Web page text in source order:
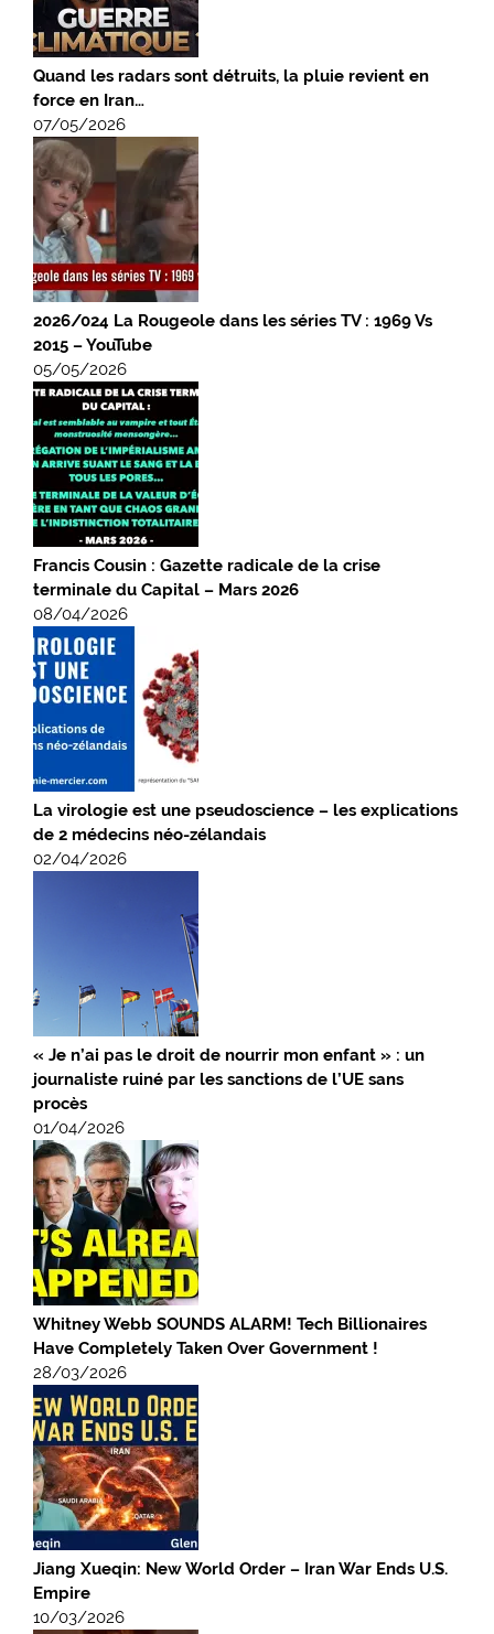
Quand les radars sont détruits, la pluie revient en
force en Iran…
07/05/2026
2026/024 La Rougeole dans les séries TV : 1969 Vs
2015 – YouTube
05/05/2026
Francis Cousin : Gazette radicale de la crise
terminale du Capital – Mars 2026
08/04/2026
La virologie est une pseudoscience – les explications
de 2 médecins néo-zélandais
02/04/2026
« Je n’ai pas le droit de nourrir mon enfant » : un
journaliste ruiné par les sanctions de l’UE sans
procès
01/04/2026
Whitney Webb SOUNDS ALARM! Tech Billionaires
Have Completely Taken Over Government !
28/03/2026
Jiang Xueqin: New World Order – Iran War Ends U.S.
Empire
10/03/2026